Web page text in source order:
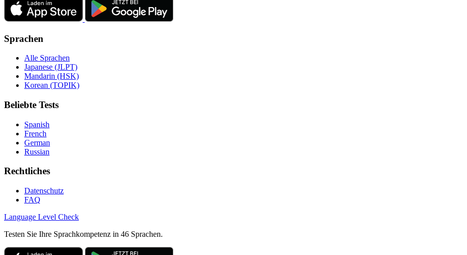
Sprachen
Alle Sprachen
Japanese (JLPT)
Mandarin (HSK)
Korean (TOPIK)
Beliebte Tests
Spanish
French
German
Russian
Rechtliches
Datenschutz
FAQ
Language Level Check
Testen Sie Ihre Sprachkompetenz in 46 Sprachen.